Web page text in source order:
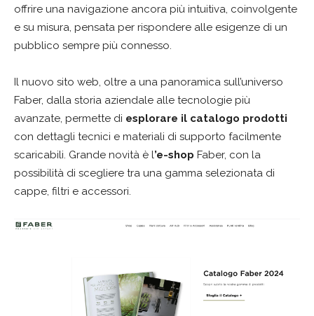
offrire una navigazione ancora più intuitiva, coinvolgente
e su misura, pensata per rispondere alle esigenze di un
pubblico sempre più connesso.
Il nuovo sito web, oltre a una panoramica sull’universo
Faber, dalla storia aziendale alle tecnologie più
avanzate, permette di esplorare il catalogo prodotti
con dettagli tecnici e materiali di supporto facilmente
scaricabili. Grande novità è l’e-shop Faber, con la
possibilità di scegliere tra una gamma selezionata di
cappe, filtri e accessori.